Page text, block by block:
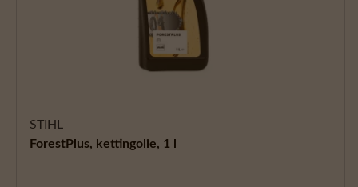
STIHL
ForestPlus, kettingolie, 1 l